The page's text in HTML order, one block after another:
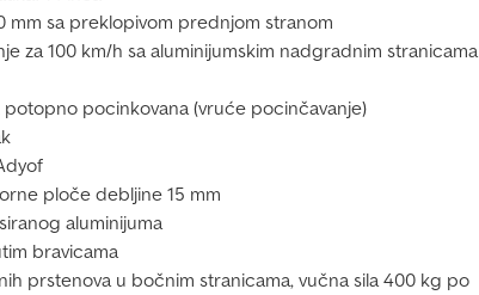
mm sa preklopivom prednjom stranom
za 100 km/h sa aluminijumskim nadgradnim stranicama
potopno pocinkovana (vruće pocinčavanje)
ploče debljine 15 mm
aluminijuma
bravicama
prstenova u bočnim stranicama, vučna sila 400 kg po